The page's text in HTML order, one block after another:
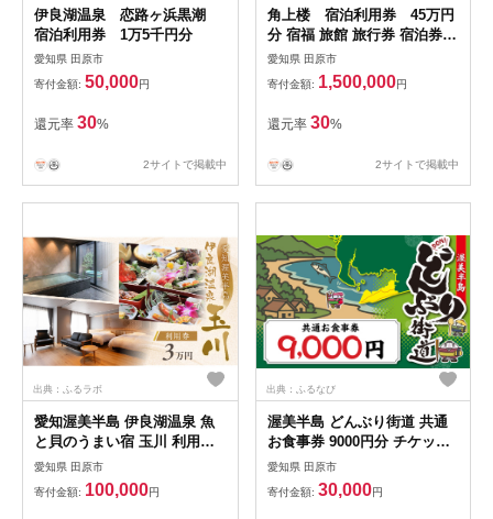
伊良湖温泉 恋路ヶ浜黒潮
宿泊利用券 1万5千円分
愛知県 田原市
寄付金額: 50,000円
還元率 30%
2サイトで掲載中
角上楼 宿泊利用券 45万円
分 宿福 旅館 旅行券 宿泊券
観光 愛知県 田原市 老舗宿 モ
ダンレトロ 露天風呂 大浴場
伊良湖温泉 1500000円
愛知県 田原市
寄付金額: 1,500,000円
還元率 30%
2サイトで掲載中
出典：ふるラボ
愛知渥美半島 伊良湖温泉 魚
と貝のうまい宿 玉川 利用券
3万円分
愛知県 田原市
寄付金額: 100,000円
出典：ふるなび
渥美半島 どんぶり街道 共通
お食事券 9000円分 チケット
食事券 体験 愛知県 田原市
愛知県 田原市
寄付金額: 30,000円